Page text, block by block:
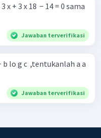
+ 3 x 18 ​ − 14 = 0 sama
Jawaban terverifikasi
b lo g c ​ ,tentukanlah a a
Jawaban terverifikasi